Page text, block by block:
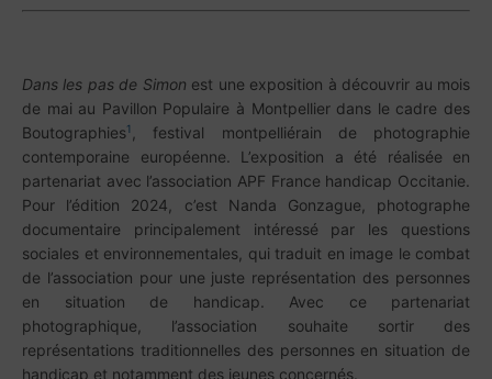
Dans les pas de Simon est une exposition à découvrir au mois
de mai au Pavillon Populaire à Montpellier dans le cadre des
Boutographies1
, festival montpelliérain de photographie
contemporaine européenne. L’exposition a été réalisée en
partenariat avec l’association APF France handicap Occitanie.
Pour l’édition 2024, c’est Nanda Gonzague, photographe
documentaire principalement intéressé par les questions
sociales et environnementales, qui traduit en image le combat
de l’association pour une juste représentation des personnes
en situation de handicap. Avec ce partenariat
photographique, l’association souhaite sortir des
représentations traditionnelles des personnes en situation de
handicap et notamment des jeunes concernés.